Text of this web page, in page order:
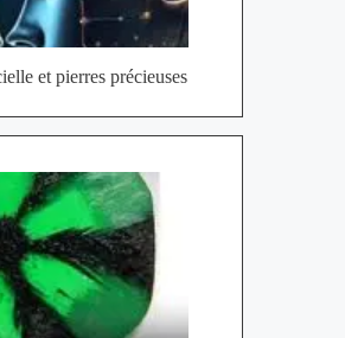
et pierres précieuses